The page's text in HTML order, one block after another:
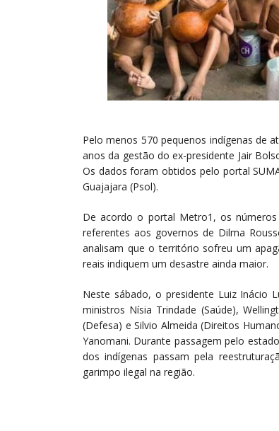
Pelo menos 570 pequenos indígenas de
anos da gestão do ex-presidente Jair
Os dados foram obtidos pelo portal
Guajajara (Psol).
De acordo o portal Metro1, os
referentes aos governos de Dilma
analisam que o território sofreu um
reais indiquem um desastre ainda maior.
Neste sábado, o presidente Luiz Inácio
ministros Nísia Trindade (Saúde),
(Defesa) e Silvio Almeida (Direitos
Yanomani. Durante passagem pelo
dos indígenas passam pela
garimpo ilegal na região.